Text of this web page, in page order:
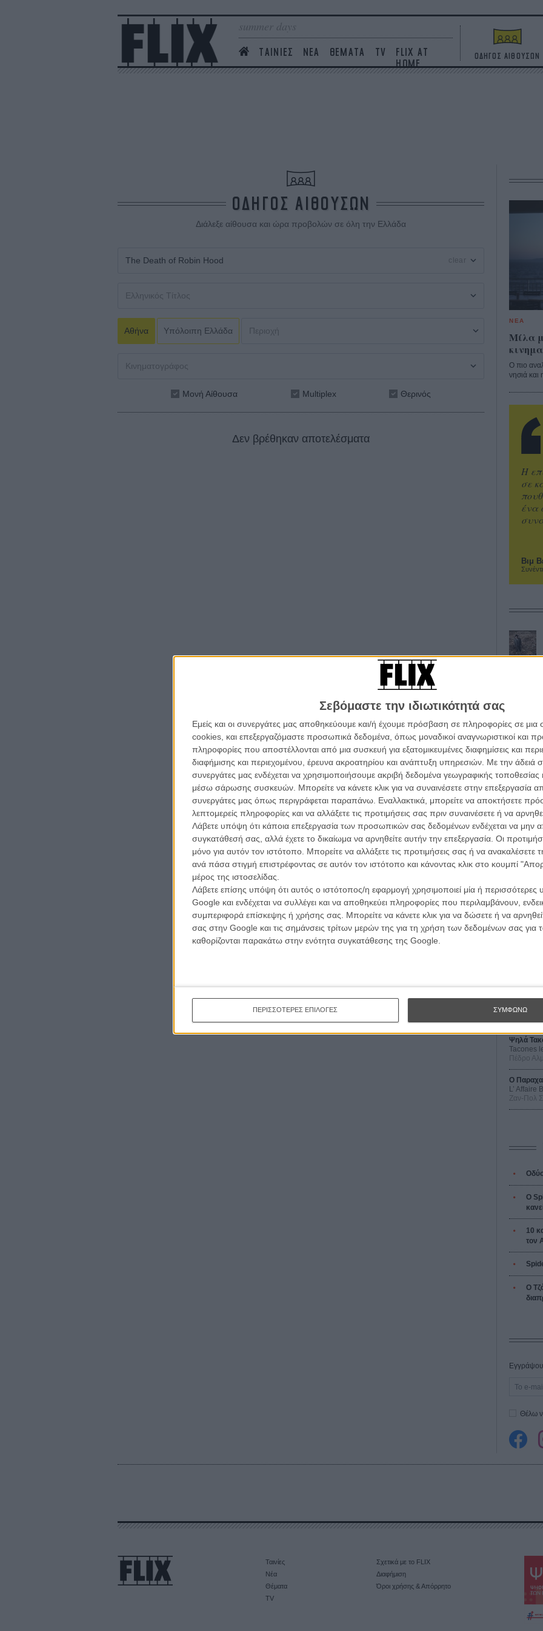
Σεβόμαστε την ιδιωτικότητά σας
Εμείς και οι συνεργάτες μας αποθηκεύουμε και/ή έχουμε πρόσβαση σε πληροφορίες σε
cookies, και επεξεργαζόμαστε προσωπικά δεδομένα, όπως μοναδικοί αναγνωριστικοί και
πληροφορίες που αποστέλλονται από μια συσκευή για εξατομικευμένες διαφημίσεις και
διαφήμισης και περιεχομένου, έρευνα ακροατηρίου και ανάπτυξη υπηρεσιών. Με την άδειά
συνεργάτες μας ενδέχεται να χρησιμοποιήσουμε ακριβή δεδομένα γεωγραφικής τοποθεσίας
μέσω σάρωσης συσκευών. Μπορείτε να κάνετε κλικ για να συναινέσετε στην επεξεργασία
συνεργάτες μας όπως περιγράφεται παραπάνω. Εναλλακτικά, μπορείτε να αποκτήσετε
λεπτομερείς πληροφορίες και να αλλάξετε τις προτιμήσεις σας πριν συναινέσετε ή να
Λάβετε υπόψη ότι κάποια επεξεργασία των προσωπικών σας δεδομένων ενδέχεται να μην
συγκατάθεσή σας, αλλά έχετε το δικαίωμα να αρνηθείτε αυτήν την επεξεργασία. Οι
μόνο για αυτόν τον ιστότοπο. Μπορείτε να αλλάξετε τις προτιμήσεις σας ή να ανακαλέσετε
ανά πάσα στιγμή επιστρέφοντας σε αυτόν τον ιστότοπο και κάνοντας κλικ στο κουμπί
μέρος της ιστοσελίδας.
Λάβετε επίσης υπόψη ότι αυτός ο ιστότοπος/η εφαρμογή χρησιμοποιεί μία ή περισσότερες
Google και ενδέχεται να συλλέγει και να αποθηκεύει πληροφορίες που περιλαμβάνουν,
συμπεριφορά επίσκεψης ή χρήσης σας. Μπορείτε να κάνετε κλικ για να δώσετε ή να
σας στην Google και τις σημάνσεις τρίτων μερών της για τη χρήση των δεδομένων σας
καθορίζονται παρακάτω στην ενότητα συγκατάθεσης της Google.
ΠΕΡΙΣΣΟΤΕΡΕΣ ΕΠΙΛΟΓΕΣ ΣΥΜΦΩΝΩ
summer days
ΤΑΙΝΙΕΣ ΝΕΑ ΘΕΜΑΤΑ TV
FLIX AT
HOME
ΟΔΗΓΟΣ ΑΙΘΟΥΣΩΝ
ΟΔΗΓΟΣ ΑΙΘΟΥΣΩΝ
Διάλεξε αίθουσα και ώρα προβολών σε όλη την Ελλάδα
clear
Αθήνα Υπόλοιπη Ελλάδα
Μονή Αίθουσα Multiplex Θερινός
Δεν βρέθηκαν αποτελέσματα
ΝΕΑ
Μίλα
Ο πιο
νησιά και
Βιμ
Η
σε
ένα
Οι
Οδύσσεια
The
Ψηλά
Tacones
Πέδρο
Ο
L’ Affaire
Ζαν-Πολ
Ο
10
τον
Ο
Θέλω
Ταινίες
Νέα
Θέματα
TV
Σχετικά με το FLIX
Διαφήμιση
Όροι χρήσης & Απόρρητο
για να τα βλέπεις όλα σινεμά...
Η κινηματογραφική εβδομάδα
με τον τρόπο του flix
το newsletterτου flix, στο inbox σου
κινηματογραφικές ειδήσεις | νέες ταινίες | πρόγραμμα αιθουσών για όλη την Ελλάδα |
κριτικές | συνεντεύξεις | απόψεις | αφιερώματα | διαγωνισμοί
ΕΓΓΡΑΦΗ